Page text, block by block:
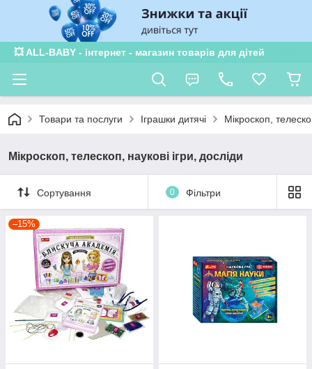
💥 ALL-BABY - інтернет - магазин товарів для дітей
Товари та послуги Іграшки дитячі Мікроскоп,
Мікроскоп, телескоп, наукові ігри, досліди
Сортування 0 Фільтри
–15%